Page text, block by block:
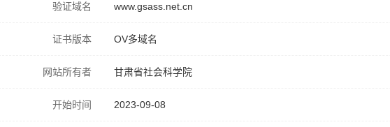
验证域名 www.gsass.net.cn
证书版本 OV多域名
网站所有者 甘肃省社会科学院
开始时间 2023-09-08